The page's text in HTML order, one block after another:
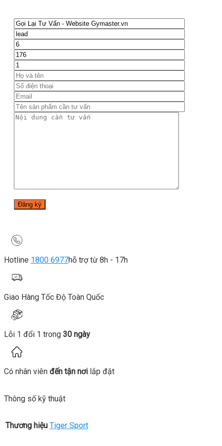
Hotline 1800 6977hỗ trợ từ 8h - 17h
Giao Hàng Tốc Độ Toàn Quốc
Lỗi 1 đổi 1 trong 30 ngày
Có nhân viên đến tận nơi lắp đặt
Thông số kỹ thuật
Thương hiệu Tiger Sport